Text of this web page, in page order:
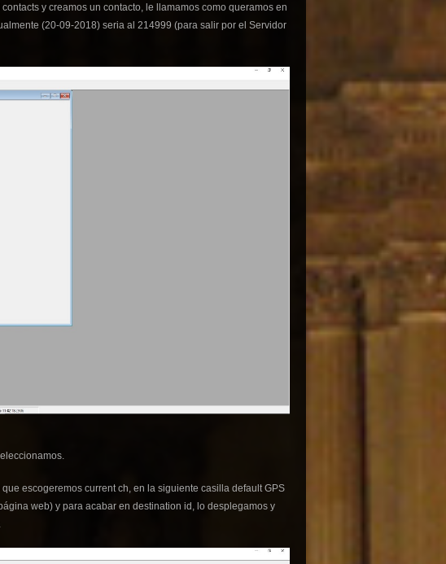
y creamos un contacto, le llamamos como queramos en
(20-09-2018) seria al 214999 (para salir por el Servidor
escogeremos current ch, en la siguiente casilla default GPS
web) y para acabar en destination id, lo desplegamos y